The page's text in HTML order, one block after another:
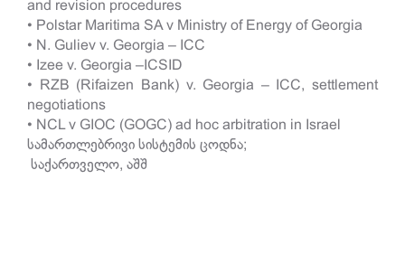
and revision procedures
• Polstar Maritima SA v Ministry of Energy of Georgia
• N. Guliev v. Georgia – ICC
• Izee v. Georgia –ICSID
• RZB (Rifaizen Bank) v. Georgia – ICC, settlement
negotiations
• NCL v GIOC (GOGC) ad hoc arbitration in Israel
სამართლებრივი სისტემის ცოდნა;
საქართველო, აშშ